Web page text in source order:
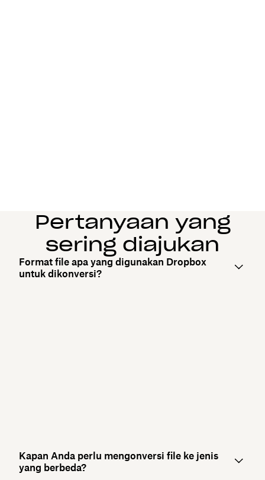
Pertanyaan yang
sering diajukan
Format file apa yang digunakan Dropbox
untuk dikonversi?
Kapan Anda perlu mengonversi file ke jenis
yang berbeda?